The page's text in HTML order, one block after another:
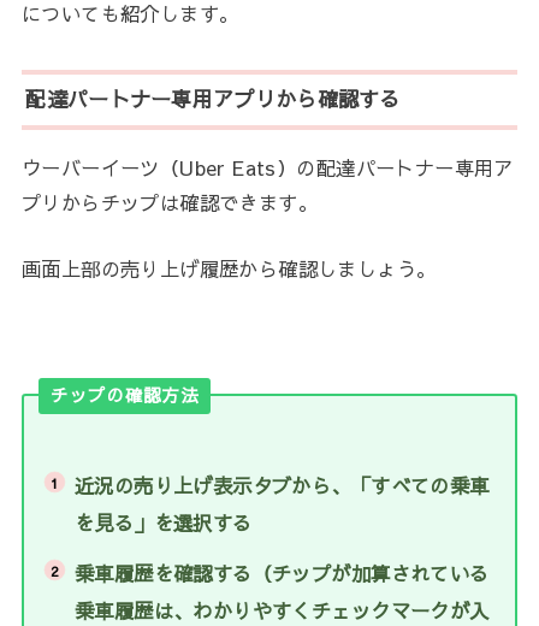
についても紹介します。
配達パートナー専用アプリから確認する
ウーバーイーツ（Uber Eats）の配達パートナー専用ア
プリからチップは確認できます。
画面上部の売り上げ履歴から確認しましょう。
チップの確認方法
近況の売り上げ表示タブから、「すべての乗車
を見る」を選択する
乗車履歴を確認する（チップが加算されている
乗車履歴は、わかりやすくチェックマークが入